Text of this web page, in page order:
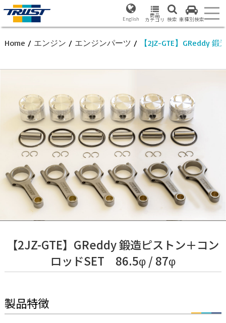
English 商品
カテゴリ 検索 車種別検索
Home / エンジン / エンジンパーツ / 【2JZ-GTE】GReddy
【2JZ-GTE】GReddy 鍛造ピストン＋コン
ロッドSET 86.5φ / 87φ
製品特徴